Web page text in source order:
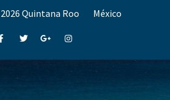
Quintana Roo México
TwitterGoogle+Instagram